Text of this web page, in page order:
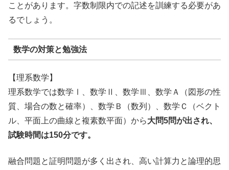
ことがあります。字数制限内での記述を訓練する必要があ
るでしょう。
数学の対策と勉強法
【理系数学】
理系数学では数学Ⅰ、数学Ⅱ、数学Ⅲ、数学Ａ（図形の性
質、場合の数と確率）、数学Ｂ（数列）、数学Ｃ（ベクト
ル、平面上の曲線と複素数平面）から大問5問が出され、
試験時間は150分です。
融合問題と証明問題が多く出され、高い計算力と論理的思